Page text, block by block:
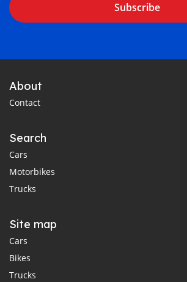
Subscribe
About
Contact
Search
Cars
Motorbikes
Trucks
Site map
Cars
Bikes
Trucks